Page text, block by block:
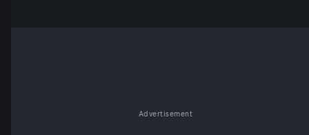
Advertisement